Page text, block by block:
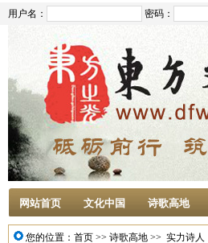
用户名： 密码：
网站首页 文化中国 诗歌高地
您的位置： 首页 >> 诗歌高地 >> 实力诗人